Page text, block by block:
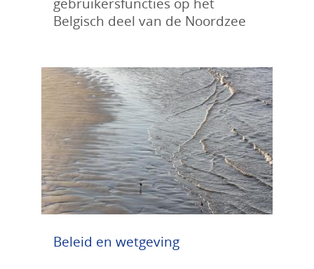
Belgisch deel van de Noordzee
Beleid en wetgeving